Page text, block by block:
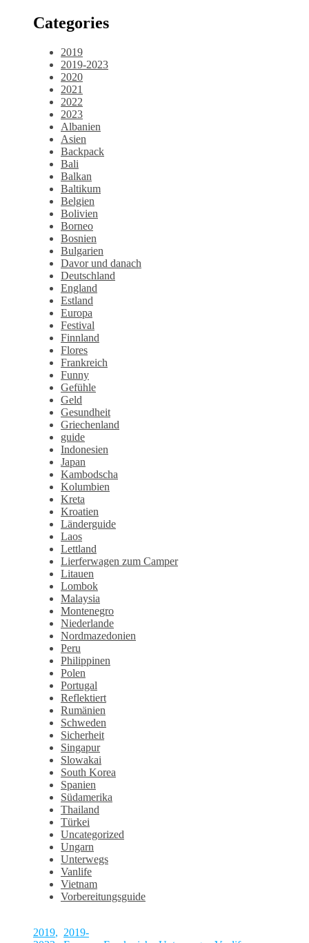
Categories
2019
2019-2023
2020
2021
2022
2023
Albanien
Asien
Backpack
Bali
Balkan
Baltikum
Belgien
Bolivien
Borneo
Bosnien
Bulgarien
Davor und danach
Deutschland
England
Estland
Europa
Festival
Finnland
Flores
Frankreich
Funny
Gefühle
Geld
Gesundheit
Griechenland
guide
Indonesien
Japan
Kambodscha
Kolumbien
Kreta
Kroatien
Länderguide
Laos
Lettland
Lierferwagen zum Camper
Litauen
Lombok
Malaysia
Montenegro
Niederlande
Nordmazedonien
Peru
Philippinen
Polen
Portugal
Reflektiert
Rumänien
Schweden
Sicherheit
Singapur
Slowakai
South Korea
Spanien
Südamerika
Thailand
Türkei
Uncategorized
Ungarn
Unterwegs
Vanlife
Vietnam
Vorbereitungsguide
2019, 2019-